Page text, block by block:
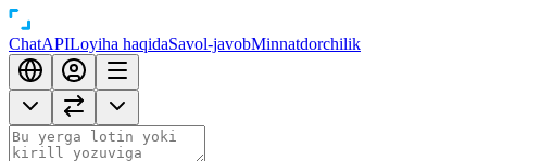
ChatAPILoyiha haqidaSavol-javobMinnatdorchilik